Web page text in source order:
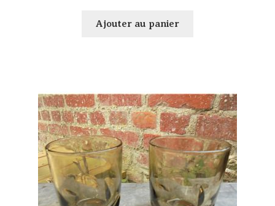
Ajouter au panier